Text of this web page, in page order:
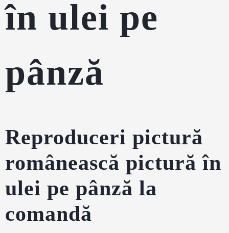
în ulei pe
pânză
Reproduceri pictură
românească pictură în
ulei pe pânză la
comandă